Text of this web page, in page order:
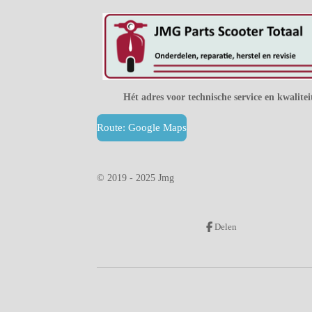
Hét adres voor technische service en
Route: Google Maps
© 2019 - 2025 Jmg
Delen